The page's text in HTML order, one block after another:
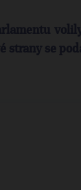
strany se